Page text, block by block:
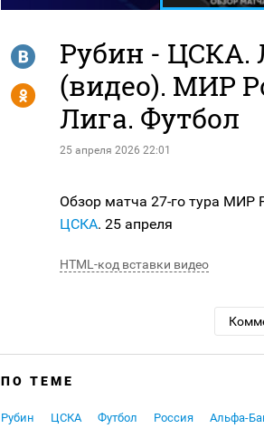
Рубин -
(видео). МИР
Лига. Футбол
25 апреля 2026 22:01
R
Y
Обзор матча 27-го тура МИР
ЦСКА. 25 апреля
HTML-код вставки видео
ПО ТЕМЕ
Рубин ЦСКА Футбол Россия Альфа-